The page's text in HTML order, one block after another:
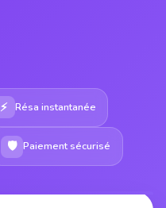
⚡ Résa instantanée
🛡 Paiement sécurisé